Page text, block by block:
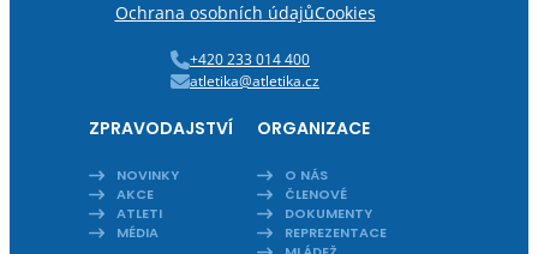
Ochrana osobních údajůCookies
+420 233 014 400
atletika@atletika.cz
ZPRAVODAJSTVÍ
NOVINKY
AKCE
ATLETI
MÉDIA
ORGANIZACE
O NÁS
ČLENOVÉ
DOKUMENTY
REPREZENTACE